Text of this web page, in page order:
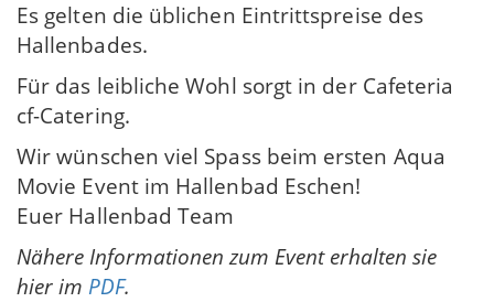
Es gelten die üblichen Eintrittspreise des
Hallenbades.
Für das leibliche Wohl sorgt in der Cafeteria
cf-Catering.
Wir wünschen viel Spass beim ersten Aqua
Movie Event im Hallenbad Eschen!
Euer Hallenbad Team
Nähere Informationen zum Event erhalten sie
hier im PDF.